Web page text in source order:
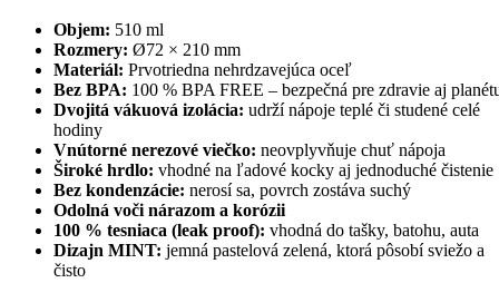
Objem: 510 ml
Rozmery: Ø72 × 210 mm
Materiál: Prvotriedna nehrdzavejúca oceľ
Bez BPA: 100 % BPA FREE – bezpečná pre zdravie aj
Dvojitá vákuová izolácia: udrží nápoje teplé či studené celé
hodiny
Vnútorné nerezové viečko: neovplyvňuje chuť nápoja
Široké hrdlo: vhodné na ľadové kocky aj jednoduché čistenie
Bez kondenzácie: nerosí sa, povrch zostáva suchý
Odolná voči nárazom a korózii
100 % tesniaca (leak proof): vhodná do tašky, batohu, auta
Dizajn MINT: jemná pastelová zelená, ktorá pôsobí sviežo a
čisto